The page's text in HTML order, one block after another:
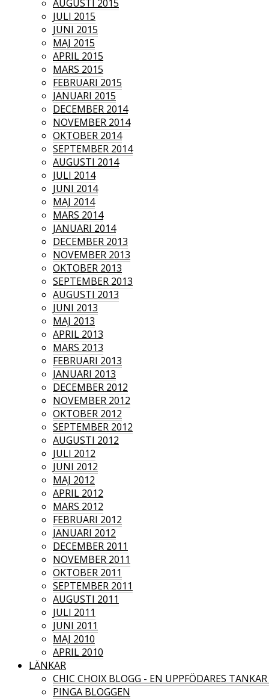
AUGUSTI 2015
JULI 2015
JUNI 2015
MAJ 2015
APRIL 2015
MARS 2015
FEBRUARI 2015
JANUARI 2015
DECEMBER 2014
NOVEMBER 2014
OKTOBER 2014
SEPTEMBER 2014
AUGUSTI 2014
JULI 2014
JUNI 2014
MAJ 2014
MARS 2014
JANUARI 2014
DECEMBER 2013
NOVEMBER 2013
OKTOBER 2013
SEPTEMBER 2013
AUGUSTI 2013
JUNI 2013
MAJ 2013
APRIL 2013
MARS 2013
FEBRUARI 2013
JANUARI 2013
DECEMBER 2012
NOVEMBER 2012
OKTOBER 2012
SEPTEMBER 2012
AUGUSTI 2012
JULI 2012
JUNI 2012
MAJ 2012
APRIL 2012
MARS 2012
FEBRUARI 2012
JANUARI 2012
DECEMBER 2011
NOVEMBER 2011
OKTOBER 2011
SEPTEMBER 2011
AUGUSTI 2011
JULI 2011
JUNI 2011
MAJ 2010
APRIL 2010
LÄNKAR
CHIC CHOIX BLOGG - EN UPPFÖDARES
PINGA BLOGGEN